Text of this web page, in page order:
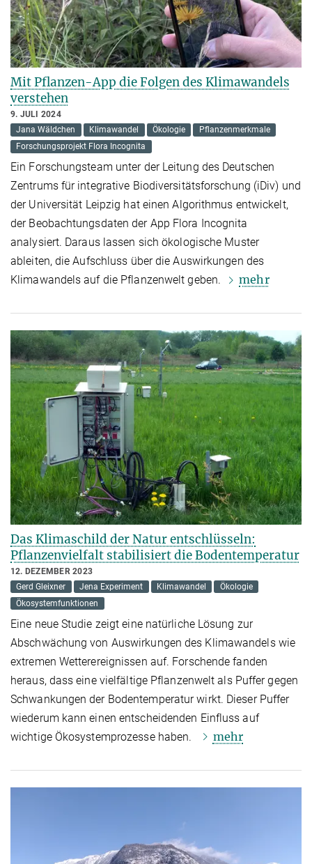
Mit Pflanzen-App die Folgen des Klimawandels
verstehen
9. JULI 2024
Jana Wäldchen
Klimawandel Ökologie
Pflanzenmerkmale
Forschungsprojekt Flora Incognita
Ein Forschungsteam unter der Leitung des Deutschen
Zentrums für integrative Biodiversitätsforschung (iDiv) und
der Universität Leipzig hat einen Algorithmus entwickelt,
der Beobachtungsdaten der App Flora Incognita
analysiert. Daraus lassen sich ökologische Muster
ableiten, die Aufschluss über die Auswirkungen des
Klimawandels auf die Pflanzenwelt geben.
mehr
Das Klimaschild der Natur entschlüsseln:
Pflanzenvielfalt stabilisiert die Bodentemperatur
12. DEZEMBER 2023
Gerd Gleixner
Jena Experiment Klimawandel
Ökologie
Ökosystemfunktionen
Eine neue Studie zeigt eine natürliche Lösung zur
Abschwächung von Auswirkungen des Klimawandels wie
extremen Wetterereignissen auf. Forschende fanden
heraus, dass eine vielfältige Pflanzenwelt als Puffer gegen
Schwankungen der Bodentemperatur wirkt. Dieser Puffer
wiederum kann einen entscheidenden Einfluss auf
wichtige Ökosystemprozesse haben.
mehr